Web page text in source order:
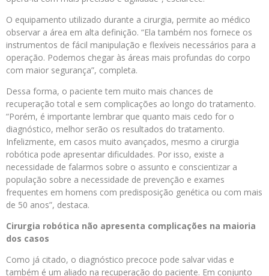
O equipamento utilizado durante a cirurgia, permite ao médico
observar a área em alta definição. “Ela também nos fornece os
instrumentos de fácil manipulação e flexíveis necessários para a
operação. Podemos chegar às áreas mais profundas do corpo
com maior segurança”, completa.
Dessa forma, o paciente tem muito mais chances de
recuperação total e sem complicações ao longo do tratamento.
“Porém, é importante lembrar que quanto mais cedo for o
diagnóstico, melhor serão os resultados do tratamento.
Infelizmente, em casos muito avançados, mesmo a cirurgia
robótica pode apresentar dificuldades. Por isso, existe a
necessidade de falarmos sobre o assunto e conscientizar a
população sobre a necessidade de prevenção e exames
frequentes em homens com predisposição genética ou com mais
de 50 anos”, destaca.
Cirurgia robótica não apresenta complicações na maioria
dos casos
Como já citado, o diagnóstico precoce pode salvar vidas e
também é um aliado na recuperação do paciente. Em conjunto